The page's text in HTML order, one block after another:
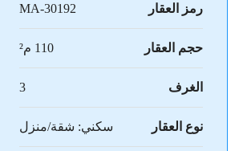
رمز العقار MA-30192
حجم العقار 110 م²
الغرف 3
نوع العقار سكني: شقة/منزل